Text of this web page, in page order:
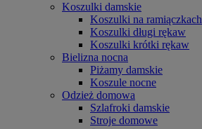
Koszulki damskie
Koszulki na ramiączkach
Koszulki długi rękaw
Koszulki krótki rękaw
Bielizna nocna
Piżamy damskie
Koszule nocne
Odzież domowa
Szlafroki damskie
Stroje domowe